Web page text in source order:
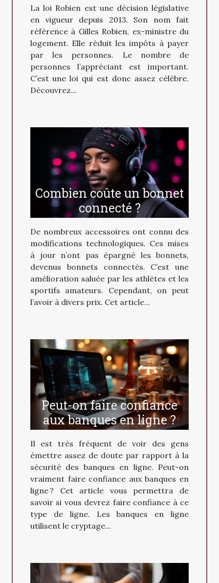
La loi Robien est une décision législative
en vigueur depuis 2013. Son nom fait
référence à Gilles Robien, ex-ministre du
logement. Elle réduit les impôts à payer
par les personnes. Le nombre de
personnes l’appréciant est important.
C’est une loi qui est donc assez célèbre.
Découvrez...
Combien coûte un bonnet
connecté ?
De nombreux accessoires ont connu des
modifications technologiques. Ces mises
à jour n’ont pas épargné les bonnets,
devenus bonnets connectés. C’est une
amélioration saluée par les athlètes et les
sportifs amateurs. Cependant, on peut
l’avoir à divers prix. Cet article...
Peut-on faire confiance
aux banques en ligne ?
Il est très fréquent de voir des gens
émettre assez de doute par rapport à la
sécurité des banques en ligne. Peut-on
vraiment faire confiance aux banques en
ligne ? Cet article vous permettra de
savoir si vous devrez faire confiance à ce
type de ligne. Les banques en ligne
utilisent le cryptage...